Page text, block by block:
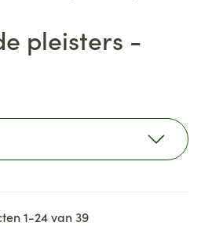
pleisters -
1-24van39